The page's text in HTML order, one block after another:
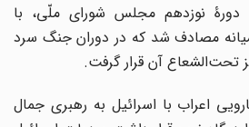
نوزدهم مجلس شورای ملّی، با
مصادف شد که در دوران جنگ سرد
تحت‌الشعاع آن قرار گرفت.
اعراب با اسرائیل به رهبری جمال